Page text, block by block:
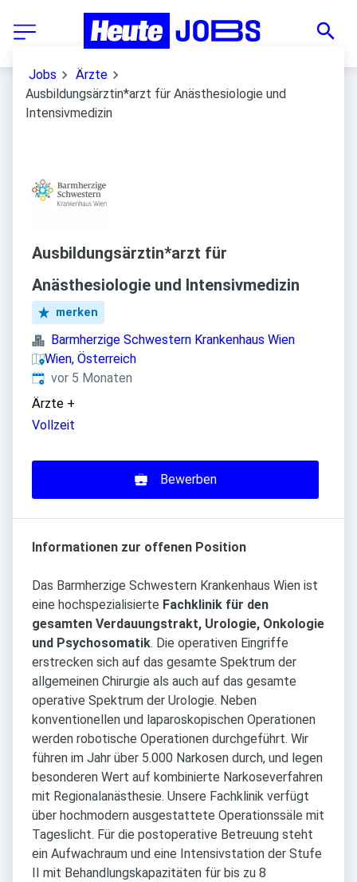
Jobs
Ärzte
Ausbildungsärztin*arzt für Anästhesiologie und
Intensivmedizin
Ausbildungsärztin*arzt für
Anästhesiologie und Intensivmedizin
merken
Barmherzige Schwestern Krankenhaus Wien
Wien, Österreich
Veröffentlicht:
vor 5 Monaten
Ärzte +
Vollzeit
Bewerben
Informationen zur offenen Position
Das Barmherzige Schwestern Krankenhaus Wien ist
eine hochspezialisierte Fachklinik für den
gesamten Verdauungstrakt, Urologie, Onkologie
und Psychosomatik. Die operativen Eingriffe
erstrecken sich auf das gesamte Spektrum der
allgemeinen Chirurgie als auch auf das gesamte
operative Spektrum der Urologie. Neben
konventionellen und laparoskopischen Operationen
werden robotische Operationen durchgeführt. Wir
führen im Jahr über 5.000 Narkosen durch, und legen
besonderen Wert auf kombinierte Narkoseverfahren
mit Regionalanästhesie. Unsere Fachklinik verfügt
über hochmodern ausgestattete Operationssäle mit
Tageslicht. Für die postoperative Betreuung steht
ein Aufwachraum und eine Intensivstation der Stufe
II mit Behandlungskapazitäten für bis zu 8